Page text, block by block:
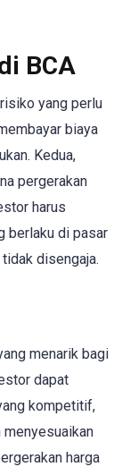
BCA
yang perlu
biaya
Kedua,
pergerakan
harus
berlaku di pasar
disengaja.
menarik bagi
dapat
kompetitif,
harga